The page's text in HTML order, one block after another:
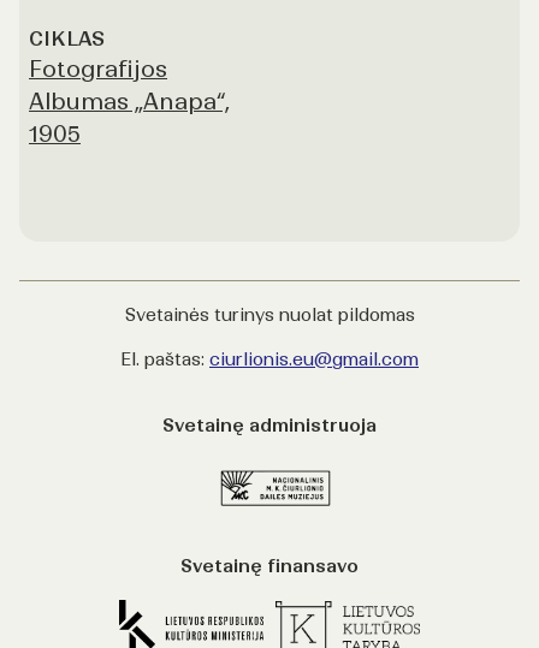
CIKLAS
Fotografijos
Albumas „Anapa“,
1905
Svetainės turinys nuolat pildomas
El. paštas: ciurlionis.eu@gmail.com
Svetainę administruoja
Svetainę finansavo